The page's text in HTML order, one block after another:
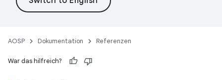
AOSP Dokumentation Referenzen
War das hilfreich?